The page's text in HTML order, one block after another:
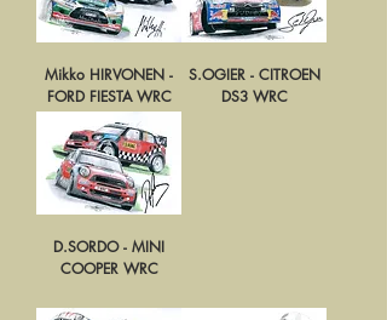
Mikko HIRVONEN -
FORD FIESTA WRC
S.OGIER - CITROEN
DS3 WRC
D.SORDO - MINI
COOPER WRC